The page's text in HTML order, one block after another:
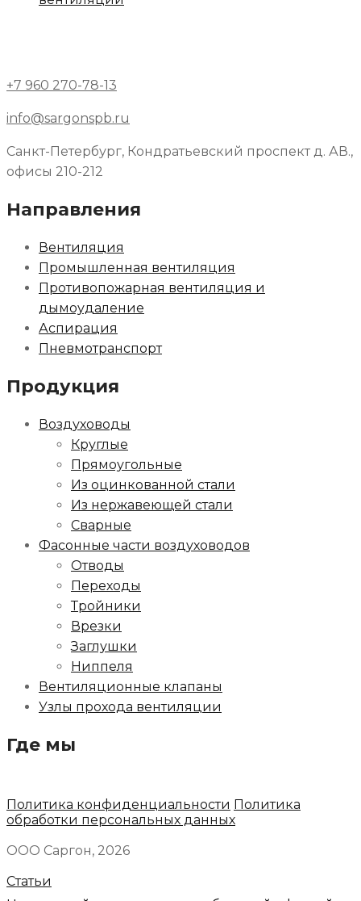
+7 960 270-78-13
info@sargonspb.ru
Санкт-Петербург, Кондратьевский проспект д. АВ.,
офисы 210-212
Направления
Вентиляция
Промышленная вентиляция
Противопожарная вентиляция и
дымоудаление
Аспирация
Пневмотранспорт
Продукция
Воздуховоды
Круглые
Прямоугольные
Из оцинкованной стали
Из нержавеющей стали
Сварные
Фасонные части воздуховодов
Отводы
Переходы
Тройники
Врезки
Заглушки
Ниппеля
Вентиляционные клапаны
Узлы прохода вентиляции
Где мы
Политика конфиденциальности Политика
обработки персональных данных
ООО Саргон, 2026
Статьи